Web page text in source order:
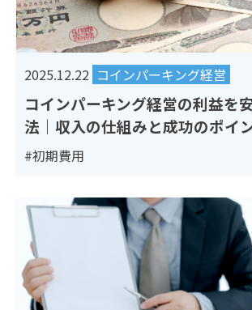
2025.12.22 コインパーキング経営
コインパーキング経営の利益を
法｜収入の仕組みと成功のポイ
#初期費用